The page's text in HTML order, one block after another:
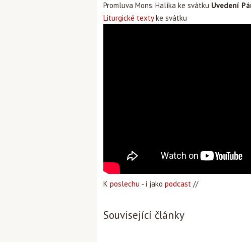
Promluva Mons. Halíka ke svátku Uvedení
Liturgické textyke svátku
K poslechu - i jako podcast //
Související články